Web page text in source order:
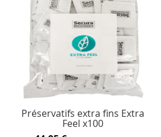
Préservatifs extra fins Extra
Feel x100